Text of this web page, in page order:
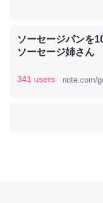
ちぼちRingも置こ
ソーセージパンを
ソーセージ姉さん
341 users note.com/